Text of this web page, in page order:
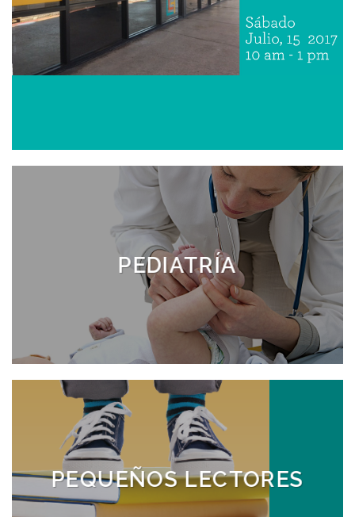
PEDIATRÍA
PEDIATRÍA
PEQUEÑOS LECTORES
PEQUEÑOS LECTORES